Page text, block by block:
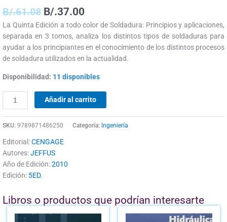
B/.61.08 B/.37.00
La Quinta Edición a todo color de Soldadura: Principios y aplicaciones,
separada en 3 tomos, analiza los distintos tipos de soldaduras para
ayudar a los principiantes en el conocimiento de los distintos procesos
de soldadura utilizados en la actualidad.
Disponibilidad: 11 disponibles
Añadir al carrito
SKU: 9789871486250 Categoría: Ingeniería
Editorial:CENGAGE
Autores:JEFFUS
Año de Edición:2010
Edición: 5ED.
Libros o productos que podrían interesarte